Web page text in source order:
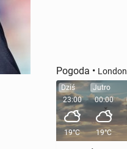
Pogoda • London
Dziś
23:00
19°C
Jutro
00:00
19°C